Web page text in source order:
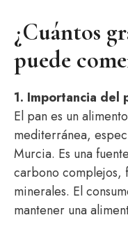
¿Cuántos
puede
1. Importancia del
El pan es un
mediterránea,
Murcia. Es una
carbono complejos,
minerales. El
mantener una